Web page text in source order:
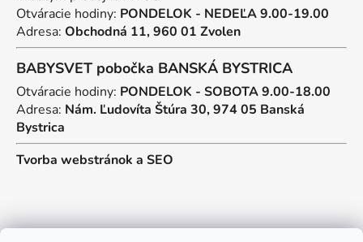
Otváracie hodiny: PONDELOK - NEDEĽA 9.00-19.00
Adresa: Obchodná 11, 960 01 Zvolen
BABYSVET pobočka BANSKÁ BYSTRICA
Otváracie hodiny: PONDELOK - SOBOTA 9.00-18.00
Adresa: Nám. Ľudovíta Štúra 30, 974 05 Banská
Bystrica
Tvorba webstránok a SEO